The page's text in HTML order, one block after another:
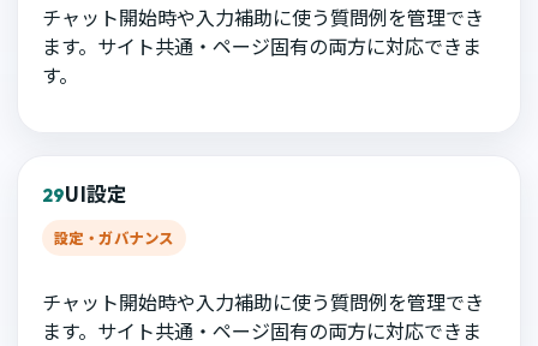
チャット開始時や入力補助に使う質問例を管理でき
ます。サイト共通・ページ固有の両方に対応できま
す。
29UI設定
設定・ガバナンス
チャット開始時や入力補助に使う質問例を管理でき
ます。サイト共通・ページ固有の両方に対応できま